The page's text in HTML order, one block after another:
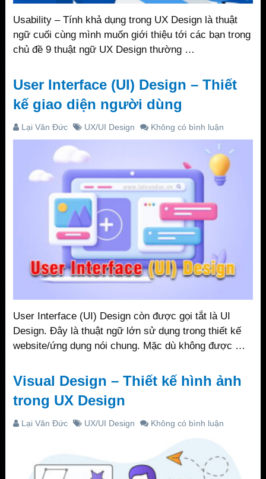
Usability – Tính khả dụng trong UX Design là thuật
ngữ cuối cùng mình muốn giới thiệu tới các bạn trong
chủ đề 9 thuật ngữ UX Design thường …
User Interface (UI) Design – Thiết
kế giao diện người dùng
Lại Văn Đức UX/UI Design Không có bình luận
User Interface (UI) Design còn được gọi tắt là UI
Design. Đây là thuật ngữ lớn sử dụng trong thiết kế
website/ứng dụng nói chung. Mặc dù không được …
Visual Design – Thiết kế hình ảnh
trong UX Design
Lại Văn Đức UX/UI Design Không có bình luận